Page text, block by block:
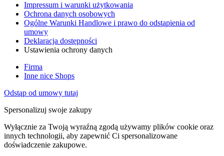
Impressum i warunki użytkowania
Ochrona danych osobowych
Ogólne Warunki Handlowe i prawo do odstąpienia od
umowy
Deklaracja dostępności
Ustawienia ochrony danych
Firma
Inne nice Shops
Odstąp od umowy tutaj
Spersonalizuj swoje zakupy
Wyłącznie za Twoją wyraźną zgodą używamy plików cookie oraz
innych technologii, aby zapewnić Ci spersonalizowane
doświadczenie zakupowe.